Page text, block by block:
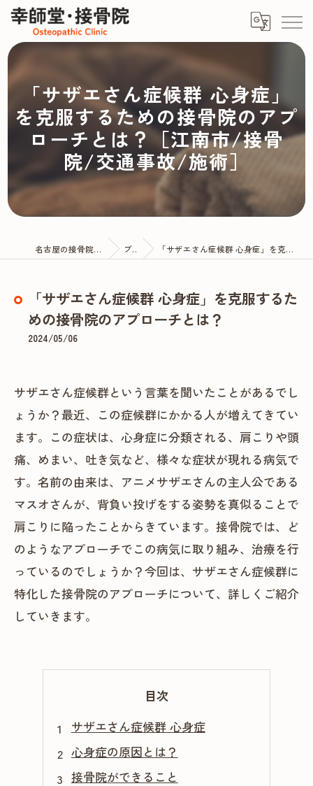
「サザエさん症候群 心身症」
を克服するための接骨院のアプ
ローチとは？［江南市/接骨
院/交通事故/施術］
名古屋の接骨院なら幸師堂・接骨院 ブログ 「サザエさん症候群 心身症」を克服するための接骨院のアプローチとは？
「サザエさん症候群 心身症」を克服するた
めの接骨院のアプローチとは？
2024/05/06
サザエさん症候群という言葉を聞いたことがあるでし
ょうか？最近、この症候群にかかる人が増えてきてい
ます。この症状は、心身症に分類される、肩こりや頭
痛、めまい、吐き気など、様々な症状が現れる病気で
す。名前の由来は、アニメサザエさんの主人公である
マスオさんが、背負い投げをする姿勢を真似ることで
肩こりに陥ったことからきています。接骨院では、ど
のようなアプローチでこの病気に取り組み、治療を行
っているのでしょうか？今回は、サザエさん症候群に
特化した接骨院のアプローチについて、詳しくご紹介
していきます。
目次
サザエさん症候群 心身症
心身症の原因とは？
接骨院ができること